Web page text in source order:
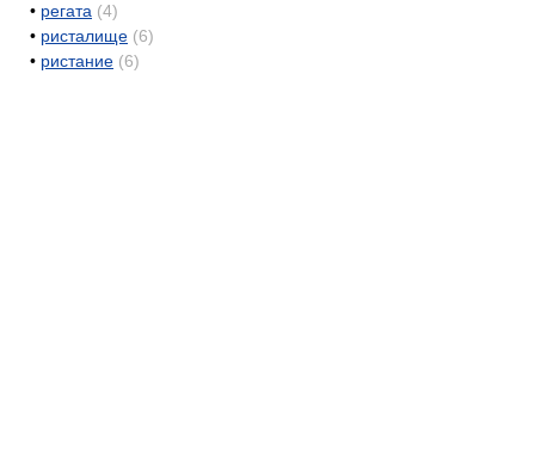
• регата (4)
• ристалище (6)
• ристание (6)